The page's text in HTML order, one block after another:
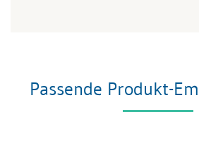
Passende Produkt-